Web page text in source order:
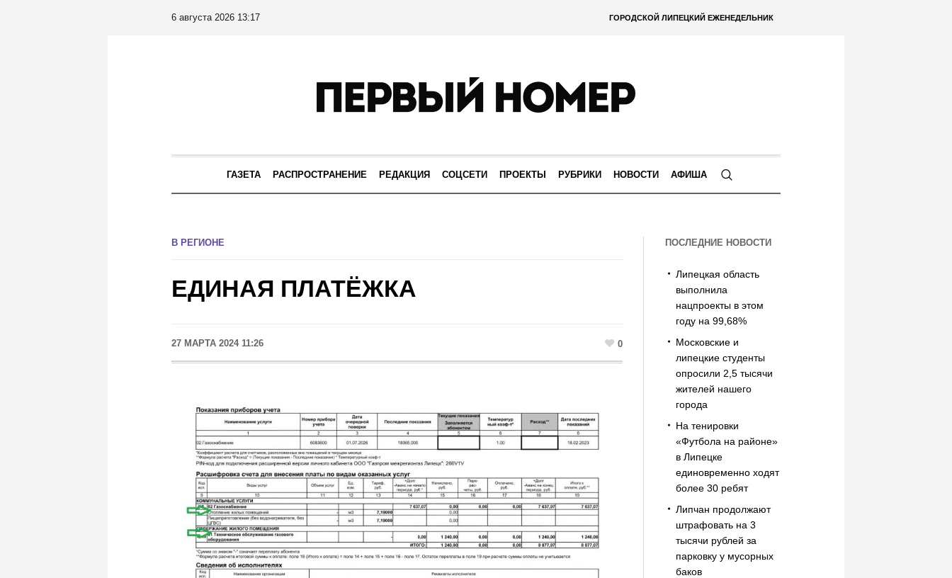
ГОРОДСКОЙ ЛИПЕЦКИЙ ЕЖЕНЕДЕЛЬНИК
6 августа 2026 13:17
ГАЗЕТА РАСПРОСТРАНЕНИЕ РЕДАКЦИЯ СОЦСЕТИ ПРОЕКТЫ РУБРИКИ НОВОСТИ АФИША
В РЕГИОНЕ
ЕДИНАЯ ПЛАТЁЖКА
27 МАРТА 2024 11:26 0
ПОСЛЕДНИЕ НОВОСТИ
Липецкая область
выполнила
нацпроекты в этом
году на 99,68%
Московские и
липецкие студенты
опросили 2,5 тысячи
жителей нашего
города
На тенировки
«Футбола на районе»
в Липецке
единовременно ходят
более 30 ребят
Липчан продолжают
штрафовать на 3
тысячи рублей за
парковку у мусорных
баков